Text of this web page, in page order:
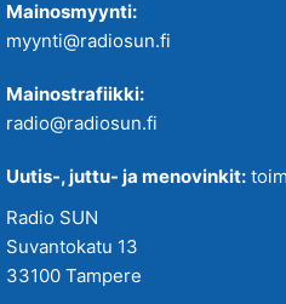
Mainosmyynti:
myynti@radiosun.fi
Mainostrafiikki:
radio@radiosun.fi
Uutis-, juttu- ja menovinkit:
Radio SUN
Suvantokatu 13
33100 Tampere